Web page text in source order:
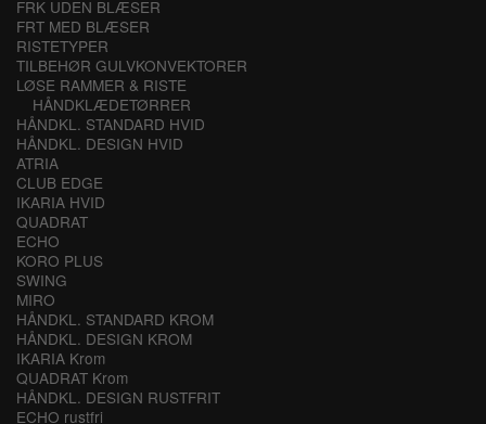
FRK UDEN BLÆSER
FRT MED BLÆSER
RISTETYPER
TILBEHØR GULVKONVEKTORER
LØSE RAMMER & RISTE
HÅNDKLÆDETØRRER
HÅNDKL. STANDARD HVID
HÅNDKL. DESIGN HVID
ATRIA
CLUB EDGE
IKARIA HVID
QUADRAT
ECHO
KORO PLUS
SWING
MIRO
HÅNDKL. STANDARD KROM
HÅNDKL. DESIGN KROM
IKARIA Krom
QUADRAT Krom
HÅNDKL. DESIGN RUSTFRIT
ECHO rustfri